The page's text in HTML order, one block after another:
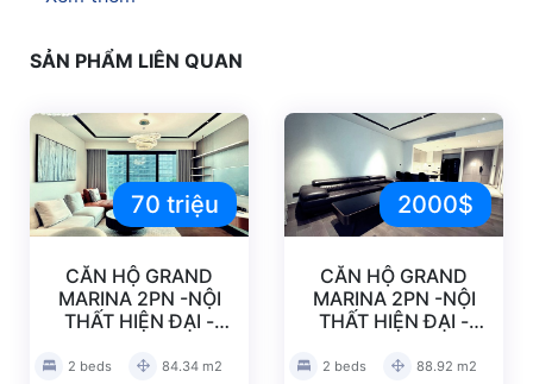
nhật mới nhất
Căn hộ Grand Marina 2PN – full NT view Q1 –
5/5 - (1 bình chọn)
SẢN PHẨM LIÊN QUAN
70 triệu
CĂN HỘ GRAND
MARINA 2PN -NỘI
THẤT HIỆN ĐẠI -
2 beds 84.34 m2
2000$
CĂN HỘ GRAND
MARINA 2PN -NỘI
THẤT HIỆN ĐẠI -
2 beds 88.92 m2